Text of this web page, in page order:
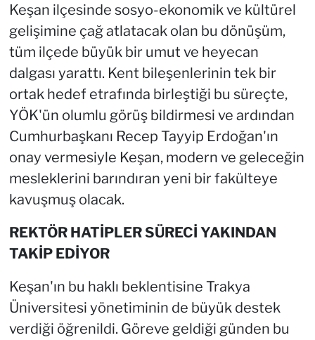
Keşan ilçesinde sosyo-ekonomik ve kültürel
gelişimine çağ atlatacak olan bu dönüşüm,
tüm ilçede büyük bir umut ve heyecan
dalgası yarattı. Kent bileşenlerinin tek bir
ortak hedef etrafında birleştiği bu süreçte,
YÖK'ün olumlu görüş bildirmesi ve ardından
Cumhurbaşkanı Recep Tayyip Erdoğan'ın
onay vermesiyle Keşan, modern ve geleceğin
mesleklerini barındıran yeni bir fakülteye
kavuşmuş olacak.
REKTÖR HATİPLER SÜRECİ YAKINDAN
TAKİP EDİYOR
Keşan'ın bu haklı beklentisine Trakya
Üniversitesi yönetiminin de büyük destek
verdiği öğrenildi. Göreve geldiği günden bu